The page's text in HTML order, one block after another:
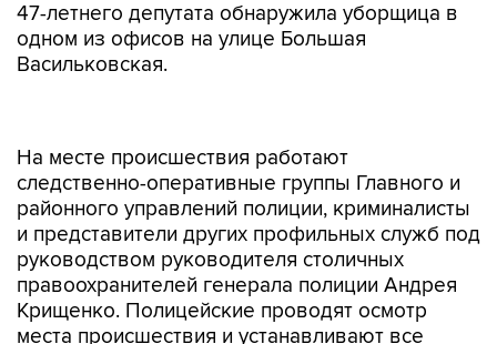
47-летнего депутата обнаружила уборщица в
одном из офисов на улице Большая
Васильковская.
На месте происшествия работают
следственно-оперативные группы Главного и
районного управлений полиции, криминалисты
и представители других профильных служб под
руководством руководителя столичных
правоохранителей генерала полиции Андрея
Крищенко. Полицейские проводят осмотр
места происшествия и устанавливают все